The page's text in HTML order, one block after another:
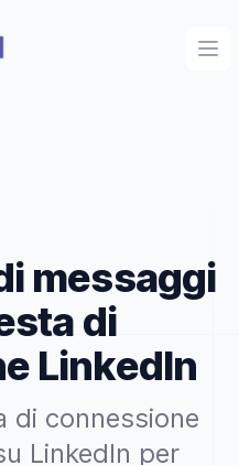
messaggi
di
LinkedIn
di connessione
LinkedIn per